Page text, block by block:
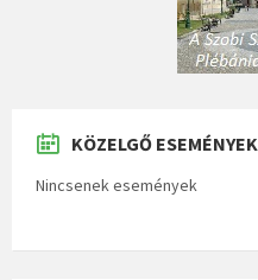
KÖZELGŐ ESEMÉNYEK
Nincsenek események